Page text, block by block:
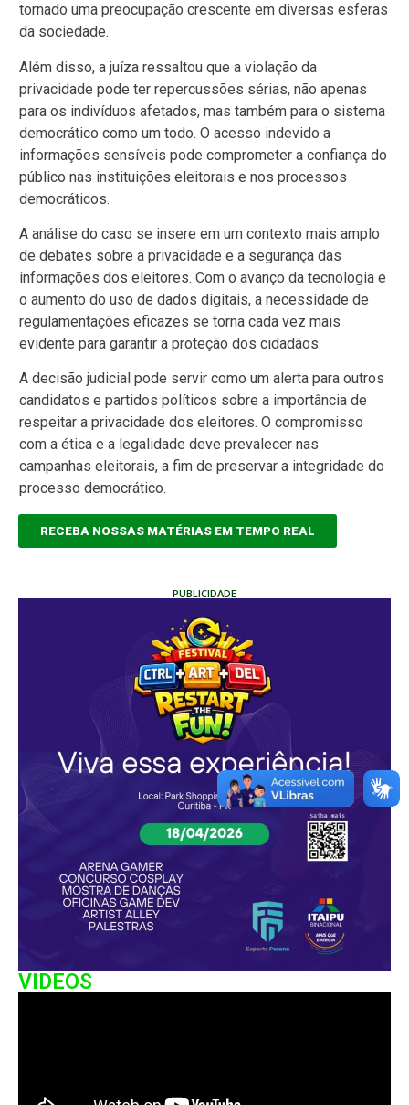
tornado uma preocupação crescente em diversas esferas
da sociedade.
Além disso, a juíza ressaltou que a violação da
privacidade pode ter repercussões sérias, não apenas
para os indivíduos afetados, mas também para o sistema
democrático como um todo. O acesso indevido a
informações sensíveis pode comprometer a confiança do
público nas instituições eleitorais e nos processos
democráticos.
A análise do caso se insere em um contexto mais amplo
de debates sobre a privacidade e a segurança das
informações dos eleitores. Com o avanço da tecnologia e
o aumento do uso de dados digitais, a necessidade de
regulamentações eficazes se torna cada vez mais
evidente para garantir a proteção dos cidadãos.
A decisão judicial pode servir como um alerta para outros
candidatos e partidos políticos sobre a importância de
respeitar a privacidade dos eleitores. O compromisso
com a ética e a legalidade deve prevalecer nas
campanhas eleitorais, a fim de preservar a integridade do
processo democrático.
RECEBA NOSSAS MATÉRIAS EM TEMPO REAL
PUBLICIDADE
VIDEOS